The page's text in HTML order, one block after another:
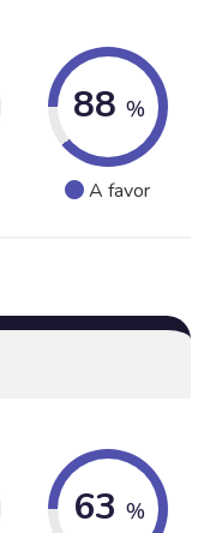
88 %
A favor
63 %